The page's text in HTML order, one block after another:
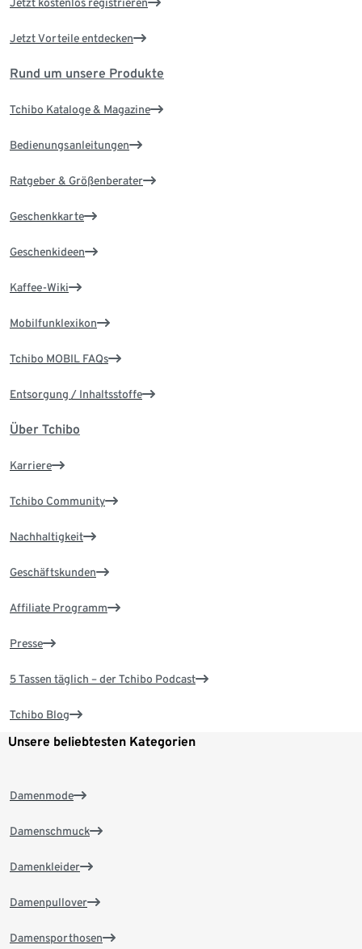
Jetzt Vorteile entdecken
Rund um unsere Produkte
Tchibo Kataloge & Magazine
Bedienungsanleitungen
Ratgeber & Größenberater
Geschenkkarte
Geschenkideen
Kaffee-Wiki
Mobilfunklexikon
Tchibo MOBIL FAQs
Entsorgung / Inhaltsstoffe
Über Tchibo
Karriere
Tchibo Community
Nachhaltigkeit
Geschäftskunden
Affiliate Programm
Presse
5 Tassen täglich – der Tchibo Podcast
Tchibo Blog
Unsere beliebtesten Kategorien
Damenmode
Damenschmuck
Damenkleider
Damenpullover
Damensporthosen